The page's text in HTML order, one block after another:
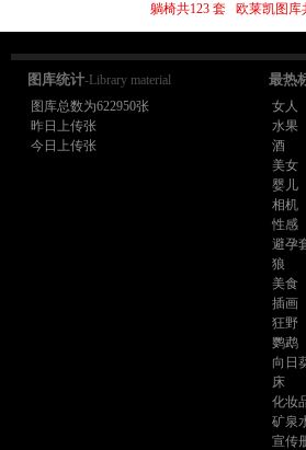
躺椅共123 套 欧莱凯图
图库统计-Library material
图库总数为622950张
昨日上传张
今日上传张
最热
女人
水果
酒
美女
婴儿
相机
性感
避孕
狼
美食
插画
狂野
鹦鹉
向日
床
化妆
矿泉
宣传